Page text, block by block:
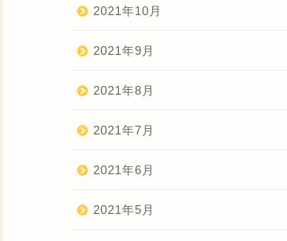
2021年10月
2021年9月
2021年8月
2021年7月
2021年6月
2021年5月